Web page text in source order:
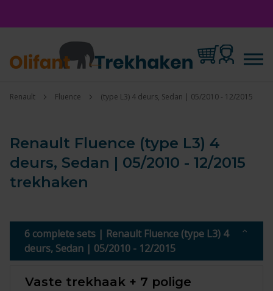
Renault Fluence (type L3) 4 deurs, Sedan | 05/2010 - 12/2015
Renault Fluence (type L3) 4
deurs, Sedan | 05/2010 - 12/2015
trekhaken
6 complete sets | Renault Fluence (type L3) 4
deurs, Sedan | 05/2010 - 12/2015
Vaste trekhaak + 7 polige